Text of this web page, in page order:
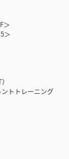
＞
＞
トトレーニング